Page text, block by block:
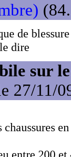
de
dire
sur
27/11/
entre 200 et